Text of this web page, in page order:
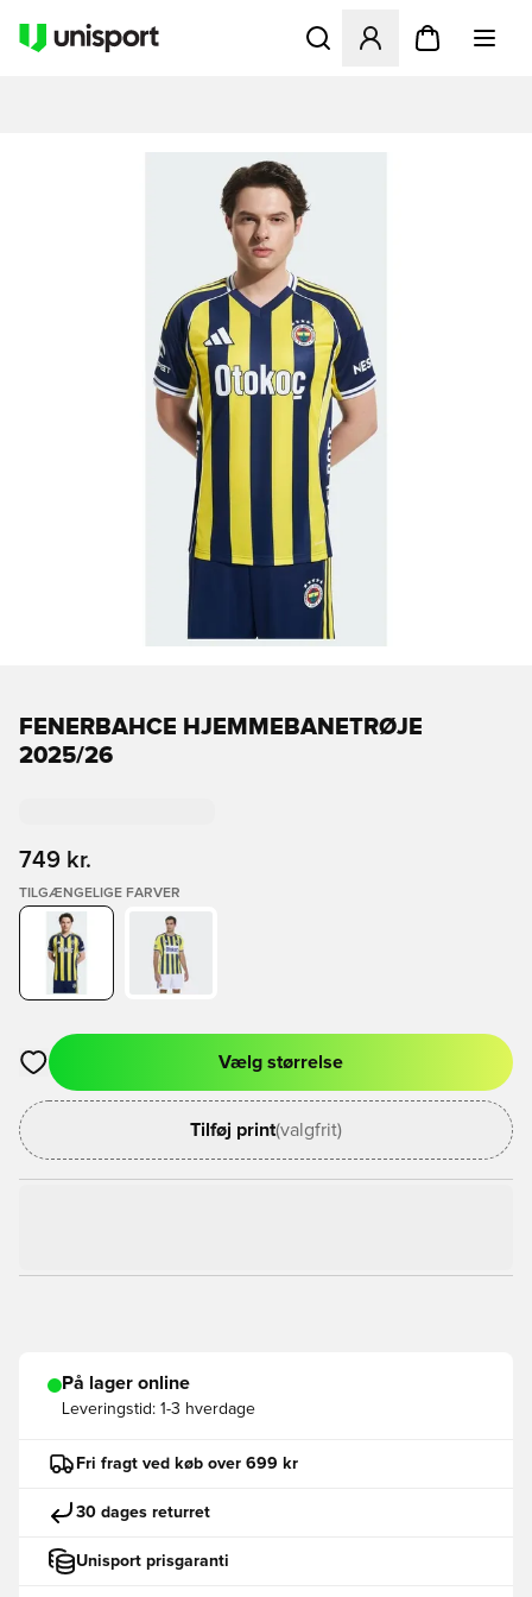
Åbner en Modal til at
FENERBAHCE HJEMMEBANETRØJE
2025/26
749 kr.
TILGÆNGELIGE FARVER
Åbner en Modal til at logge ind eller tilmelde dig som medlem
Vælg størrelse
Tilføj print(valgfrit)
På lager online
Leveringstid: 1-3 hverdage
Fri fragt ved køb over 699 kr
30 dages returret
Unisport prisgaranti